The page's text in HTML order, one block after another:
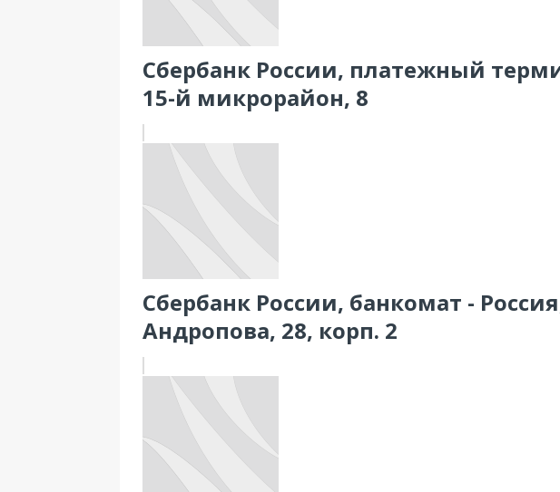
Сбербанк России, платежный
15-й микрорайон, 8
Сбербанк России, банкомат -
Андропова, 28, корп. 2